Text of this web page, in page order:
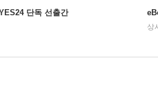
단독 선출간
상